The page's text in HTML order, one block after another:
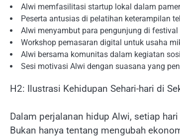
Alwi memfasilitasi startup lokal dalam
Peserta antusias di pelatihan keterampilan
Alwi menyambut para pengunjung di festival
Workshop pemasaran digital untuk usaha
Alwi bersama komunitas dalam kegiatan
Sesi motivasi Alwi dengan suasana yang
H2: Ilustrasi Kehidupan Sehari-hari di
Dalam perjalanan hidup Alwi, setiap
Bukan hanya tentang mengubah